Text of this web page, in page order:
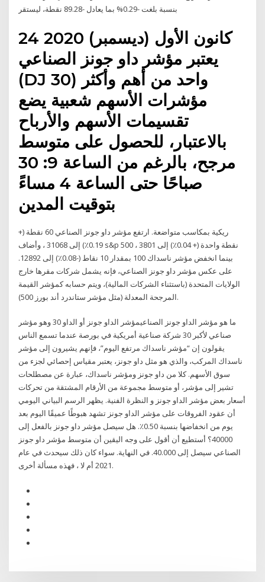
بنسبة بلغت -0.29% بما يعادل -89.28 نقطة، ليستقر
24 كانون الأول (ديسمبر) 2020
يعتبر مؤشر داو جونز الصناعي
(DJ 30) واحد من أهم وأكثر
مؤشرات الأسهم شعبية يضع
تقسيمات الأسهم والأرباح
بالاعتبار، للحصول على متوسط
مرجح، بالرغم من الساعة 9: 30
صباحًا حتى الساعة 4 مساءً
بتوقيت المدين
ريكية بمكاسب متواضعة. ارتفع مؤشر داو جونز الصناعي 60 نقطة (+
0.19٪) إلى 31068 ، وأضاف s&p 500 نقطة واحدة (+ 0.04٪) إلى 3801 ،
بينما انخفض مؤشر ناسداك 100 بمقدار 10 نقاط (-0.08٪) إلى 12892.
على عكس مؤشر داو جونز الصناعي، فإنه يشمل شركات مقرها خارج
الولايات المتحدة (باستثناء الشركات المالية)، ويتم حسابه كمؤشر القيمة
المرجحة المعدلة (مثل مؤشر ستاندرد أند بورز 500).
ما هو مؤشر الداو جونز الصناعيمؤشر الداو جونز أو الداو 30 وهو مؤشر
صناعي لأكبر 30 شركة صناعية أمريكية في بورصة عندما تسمع الناس
يقولون إن “مؤشر ناسداك مرتفع اليوم”، فإنهم يشيرون إلى مؤشر
ناسداك المركب، والذي هو مثل داو جونز، يعتبر مقياس إحصائي لجزء من
سوق الأسهم. كلا من داو جونز ومؤشر ناسداك، عبارة عن مصطلحات
تشير إلى مؤشر، أو متوسط مجموعة من الأرقام المشتقة من تحركات
أسعار بعض مؤشر الداو جونز و النظرة الفنية. يظهر الرسم البياني اليومي
أن عقود الفروقات على مؤشر الداو جونز تشهد هبوطًا عميقًا اليوم بعد
يوم من انخفاضها بنسبة 0.50٪. هل سيصل مؤشر داو جونز بالفعل إلى
40000؟ أستطيع أن أقول على وجه اليقين أن متوسط مؤشر داو جونز
الصناعي سيصل إلى 40.000. في النهاية. سواء كان ذلك سيحدث في عام
2021 أم لا ، فهذه مسألة أخرى.